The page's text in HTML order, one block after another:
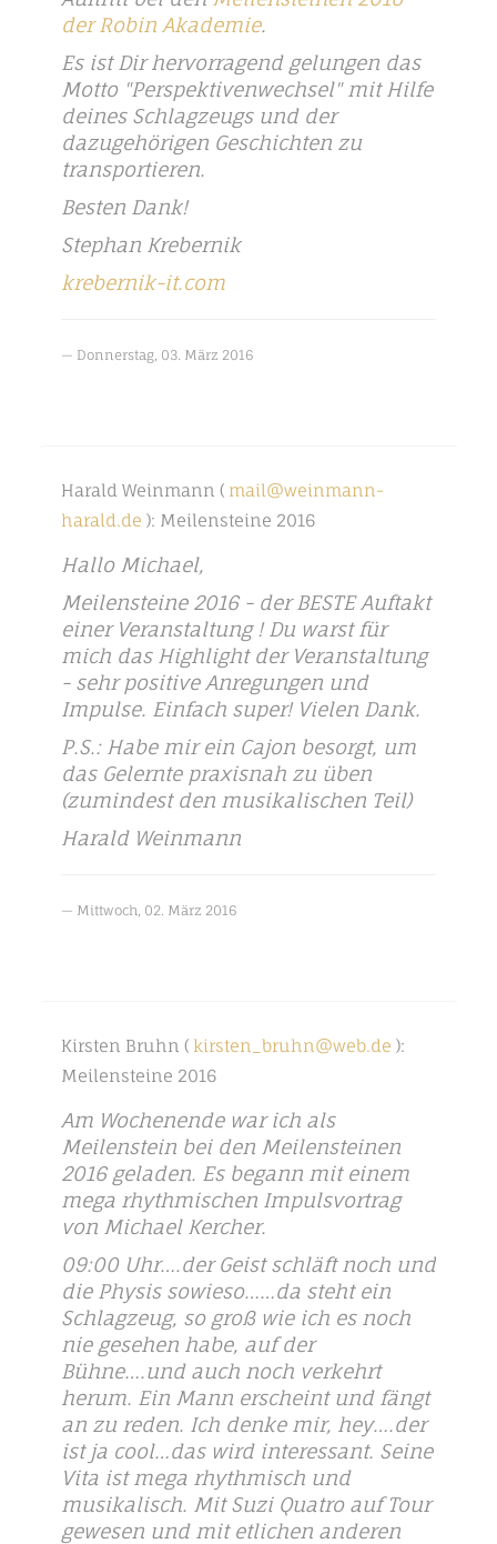
der Robin Akademie.
Es ist Dir hervorragend gelungen das
Motto "Perspektivenwechsel" mit Hilfe
deines Schlagzeugs und der
dazugehörigen Geschichten zu
transportieren.
Besten Dank!
Stephan Krebernik
krebernik-it.com
Donnerstag, 03. März 2016
Harald Weinmann ( mail@weinmann-
harald.de ): Meilensteine 2016
Hallo Michael,
Meilensteine 2016 - der BESTE Auftakt
einer Veranstaltung ! Du warst für
mich das Highlight der Veranstaltung
- sehr positive Anregungen und
Impulse. Einfach super! Vielen Dank.
P.S.: Habe mir ein Cajon besorgt, um
das Gelernte praxisnah zu üben
(zumindest den musikalischen Teil)
Harald Weinmann
Mittwoch, 02. März 2016
Kirsten Bruhn ( kirsten_bruhn@web.de ):
Meilensteine 2016
Am Wochenende war ich als
Meilenstein bei den Meilensteinen
2016 geladen. Es begann mit einem
mega rhythmischen Impulsvortrag
von Michael Kercher.
09:00 Uhr….der Geist schläft noch und
die Physis sowieso……da steht ein
Schlagzeug, so groß wie ich es noch
nie gesehen habe, auf der
Bühne….und auch noch verkehrt
herum. Ein Mann erscheint und fängt
an zu reden. Ich denke mir, hey….der
ist ja cool…das wird interessant. Seine
Vita ist mega rhythmisch und
musikalisch. Mit Suzi Quatro auf Tour
gewesen und mit etlichen anderen